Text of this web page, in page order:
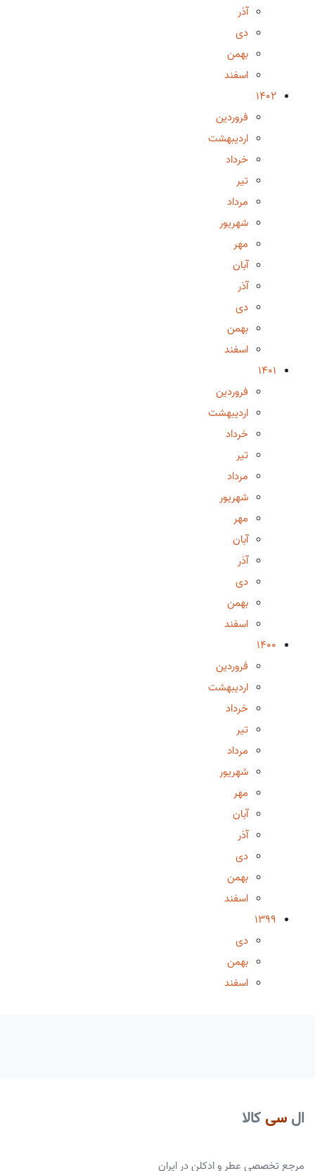
آذر
دی
بهمن
اسفند
1402
فروردین
اردیبهشت
خرداد
تیر
مرداد
شهریور
مهر
آبان
آذر
دی
بهمن
اسفند
1401
فروردین
اردیبهشت
خرداد
تیر
مرداد
شهریور
مهر
آبان
آذر
دی
بهمن
اسفند
1400
فروردین
اردیبهشت
خرداد
تیر
مرداد
شهریور
مهر
آبان
آذر
دی
بهمن
اسفند
1399
دی
بهمن
اسفند
ال سی کالا
مرجع تخصصی عطر و ادکلن در ایران